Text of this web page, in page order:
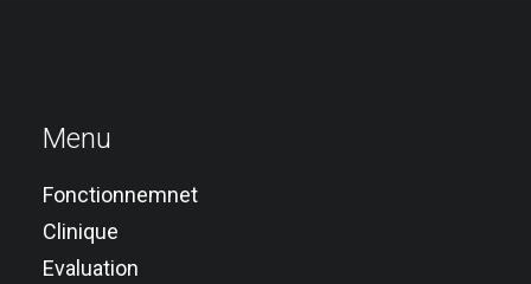
Menu
Fonctionnemnet
Clinique
Evaluation